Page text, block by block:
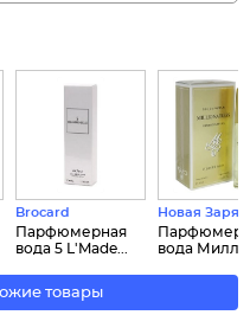
Brocard
Парфюмерная
вода 5 L'Made...
Новая Заря
вода
товары